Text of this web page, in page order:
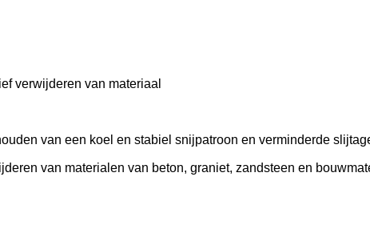
verwijderen van materiaal
van een koel en stabiel snijpatroon en verminderde
van materialen van beton, graniet, zandsteen en